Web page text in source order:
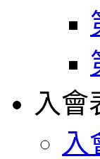
入會
入